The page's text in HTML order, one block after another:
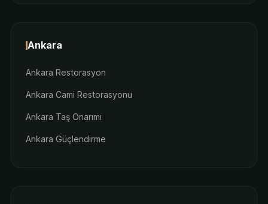
Ankara
Ankara Restorasyon
Ankara Cami Restorasyonu
Ankara Taş Onarımı
Ankara Güçlendirme